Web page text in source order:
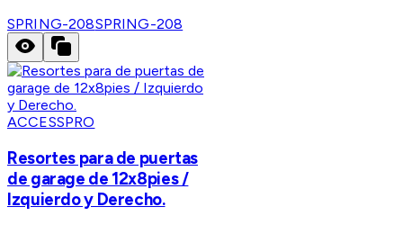
SPRING-208SPRING-208
ACCESSPRO
Resortes para de puertas
de garage de 12x8pies /
Izquierdo y Derecho.